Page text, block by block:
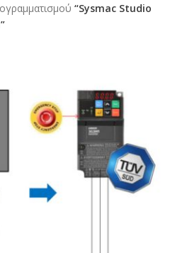
“Sysmac Studio